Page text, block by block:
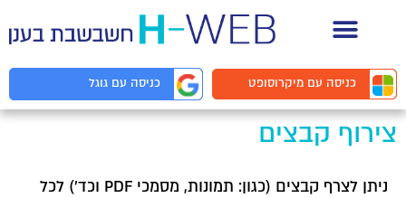
כניסה עםמיקרוסופט כניסה עם גוגל
צירוף קבצים
ניתן לצרף קבצים (כגון: תמונות, מסמכי PDF וכד') לכל